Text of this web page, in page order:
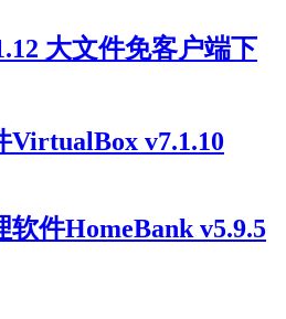
大文件免客户端下
VirtualBox v7.1.10
件HomeBank v5.9.5